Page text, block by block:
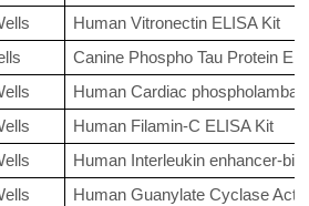
Human Vitronectin ELISA Kit
Canine Phospho Tau Protein
Human Cardiac
Human Filamin-C ELISA Kit
Human Interleukin enhancer-
Human Guanylate Cyclase